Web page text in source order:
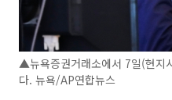
▲뉴욕증권거래소에서 7일(현지
다. 뉴욕/AP연합뉴스